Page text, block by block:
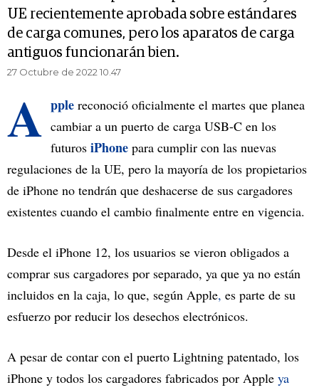
UE recientemente aprobada sobre estándares
de carga comunes, pero los aparatos de carga
antiguos funcionarán bien.
27 Octubre de 2022 10.47
A pple reconoció oficialmente el martes que planea
cambiar a un puerto de carga USB-C en los
futuros iPhone para cumplir con las nuevas
regulaciones de la UE, pero la mayoría de los propietarios
de iPhone no tendrán que deshacerse de sus cargadores
existentes cuando el cambio finalmente entre en vigencia.
Desde el iPhone 12, los usuarios se vieron obligados a
comprar sus cargadores por separado, ya que ya no están
incluidos en la caja, lo que, según Apple, es parte de su
esfuerzo por reducir los desechos electrónicos.
A pesar de contar con el puerto Lightning patentado, los
iPhone y todos los cargadores fabricados por Apple ya